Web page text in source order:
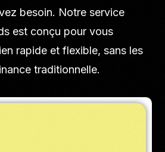
besoin. Notre service
est conçu pour vous
rapide et flexible, sans les
traditionnelle.